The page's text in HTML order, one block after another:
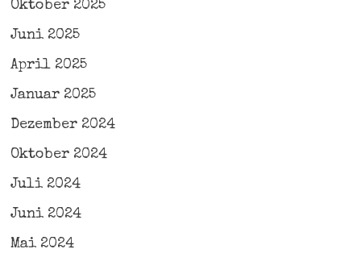
Oktober 2025
Juni 2025
April 2025
Januar 2025
Dezember 2024
Oktober 2024
Juli 2024
Juni 2024
Mai 2024